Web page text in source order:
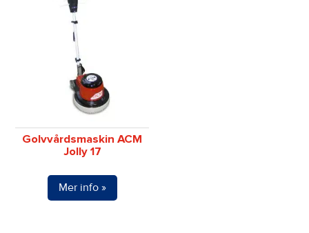
Golvvårdsmaskin ACM
Jolly 17
Mer info »